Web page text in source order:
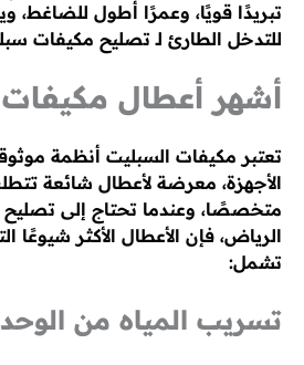
تبريدًا قويًا، وعمرًا أطول
للتدخل الطارئ لـ تصليح مكيفات
أشهر أعطال
تعتبر مكيفات السبليت أنظمة
الأجهزة، معرضة لأعطال شائعة
متخصصًا، وعندما تحتاج إلى
الرياض، فإن الأعطال الأكثر شيوعًا
تشمل:
تسريب المياه من